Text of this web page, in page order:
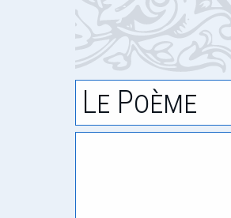
Le Poème